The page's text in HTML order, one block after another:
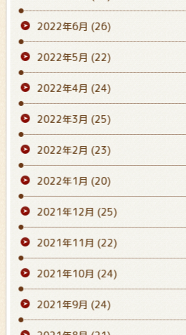
2022年6月 (26)
2022年5月 (22)
2022年4月 (24)
2022年3月 (25)
2022年2月 (23)
2022年1月 (20)
2021年12月 (25)
2021年11月 (22)
2021年10月 (24)
2021年9月 (24)